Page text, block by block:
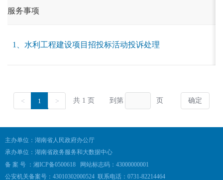
主办单位：湖南省人民政府办公厅
承办单位：湖南省政务服务和大数据中心
备 案 号 ：湘ICP备0500618 网站标志码：43000000001
公安机关备案号：43010302000524 联系电话：0731-82214464